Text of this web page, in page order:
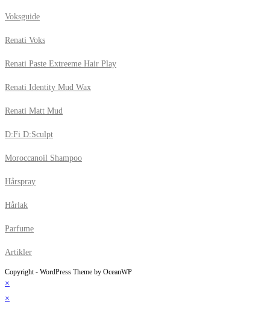
Voksguide
Renati Voks
Renati Paste Extreeme Hair Play
Renati Identity Mud Wax
Renati Matt Mud
D:Fi D:Sculpt
Moroccanoil Shampoo
Hårspray
Hårlak
Parfume
Artikler
Copyright - WordPress Theme by OceanWP
×
×